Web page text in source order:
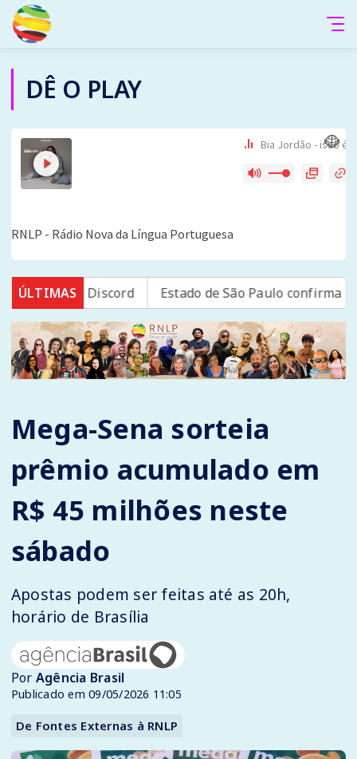
DÊ O PLAY
ÚLTIMAS
Discord Estado de São Paulo confirma 23
Mega-Sena sorteia
prêmio acumulado em
R$ 45 milhões neste
sábado
Apostas podem ser feitas até as 20h,
horário de Brasília
Por Agência Brasil
Publicado em 09/05/2026 11:05
De Fontes Externas à RNLP